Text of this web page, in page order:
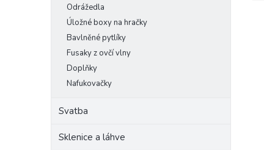
Odrážedla
Úložné boxy na hračky
Bavlněné pytlíky
Fusaky z ovčí vlny
Doplňky
Nafukovačky
Svatba
Sklenice a láhve